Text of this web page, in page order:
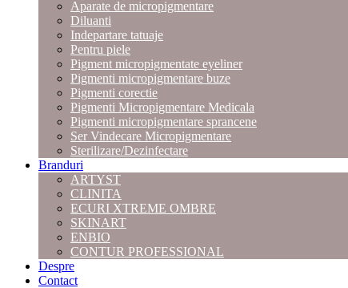
Aparate de micropigmentare
Diluanti
Indepartare tatuaje
Pentru piele
Pigment micropigmentate eyeliner
Pigmenti micropigmentare buze
Pigmenti corectie
Pigmenti Micropigmentare Medicala
Pigmenti micropigmentare sprancene
Ser Vindecare Micropigmentare
Sterilizare/Dezinfectare
Branduri
ARTYST
CLINITA
ECURI XTREME OMBRE
SKINART
ENBIO
CONTUR PROFESSIONAL
Despre
Contact